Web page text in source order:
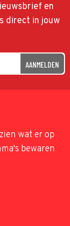
en
direct in jouw
AANMELDEN
wat er op
bewaren